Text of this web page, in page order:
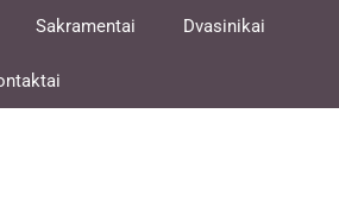
Sakramentai Dvasinikai